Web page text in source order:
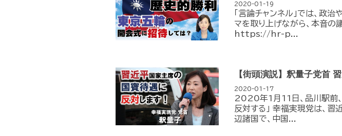
2020-01-19
「言論チャンネル」では、政
マを取り上げながら、本音
https://hr-p...
【街頭演説】釈量子党首
2020-01-17
2020年1月11日、品川駅前
反対する」 幸福実現党は、
辺諸国で、中国...